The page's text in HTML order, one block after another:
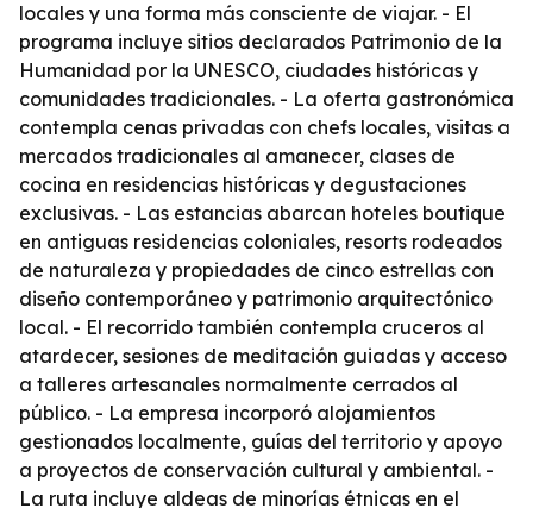
locales y una forma más consciente de viajar. - El
programa incluye sitios declarados Patrimonio de la
Humanidad por la UNESCO, ciudades históricas y
comunidades tradicionales. - La oferta gastronómica
contempla cenas privadas con chefs locales, visitas a
mercados tradicionales al amanecer, clases de
cocina en residencias históricas y degustaciones
exclusivas. - Las estancias abarcan hoteles boutique
en antiguas residencias coloniales, resorts rodeados
de naturaleza y propiedades de cinco estrellas con
diseño contemporáneo y patrimonio arquitectónico
local. - El recorrido también contempla cruceros al
atardecer, sesiones de meditación guiadas y acceso
a talleres artesanales normalmente cerrados al
público. - La empresa incorporó alojamientos
gestionados localmente, guías del territorio y apoyo
a proyectos de conservación cultural y ambiental. -
La ruta incluye aldeas de minorías étnicas en el